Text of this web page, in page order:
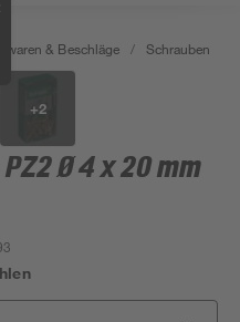
& Beschläge / Schrauben
+2
Ø 4 x 20 mm